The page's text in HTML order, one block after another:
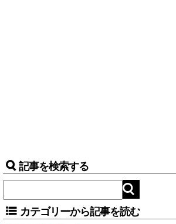
記事を検索する
カテゴリーから記事を読む